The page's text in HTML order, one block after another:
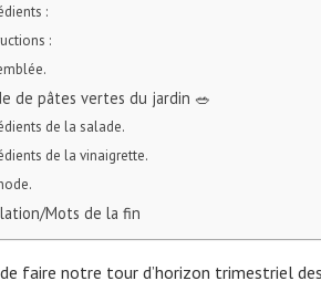
:
:
de pâtes vertes du jardin 🥗
de la salade.
de la vinaigrette.
Mots de la fin
faire notre tour d’horizon trimestriel